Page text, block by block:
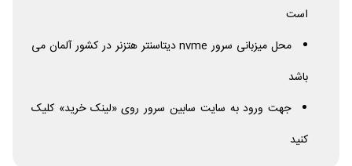
است
محل میزبانی سرور nvmeدیتاسنتر هتزنر در کشور آلمان می
باشد
جهت ورود به سایت سابین سرور روی «لینک خرید» کلیک
کنید